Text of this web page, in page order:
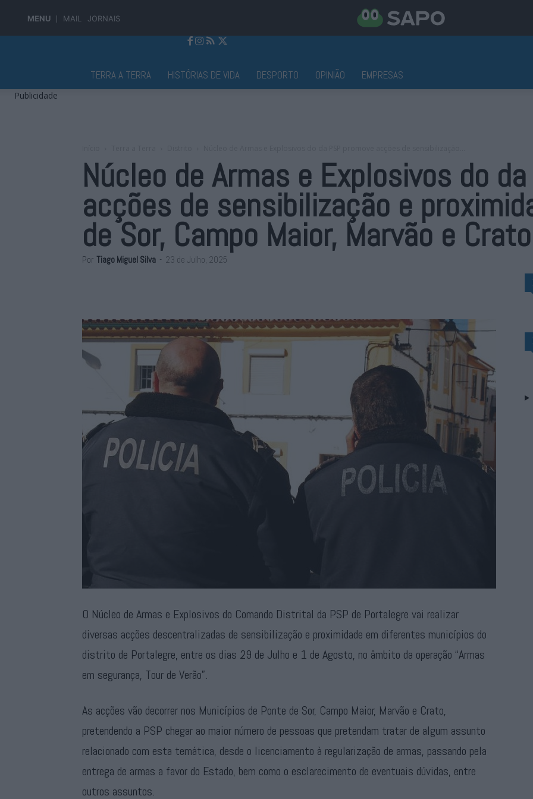
MENU MAIL JORNAIS
TERRA A TERRA HISTÓRIAS DE VIDA DESPORTO OPINIÃO EMPRESAS
Publicidade
Núcleo de Armas e Explosivos do
acções de sensibilização e
de Sor, Campo Maior, Marvão e Crato
Por Tiago Miguel Silva - 23 de Julho, 2025
O Núcleo de Armas e Explosivos do Comando Distrital da PSP de Portalegre vai realizar
diversas acções descentralizadas de sensibilização e proximidade em diferentes municípios do
distrito de Portalegre, entre os dias 29 de Julho e 1 de Agosto, no âmbito da operação “Armas
em segurança, Tour de Verão”.
As acções vão decorrer nos Municípios de Ponte de Sor, Campo Maior, Marvão e Crato,
pretendendo a PSP chegar ao maior número de pessoas que pretendam tratar de algum assunto
relacionado com esta temática, desde o licenciamento à regularização de armas, passando pela
entrega de armas a favor do Estado, bem como o esclarecimento de eventuais dúvidas, entre
outros assuntos.